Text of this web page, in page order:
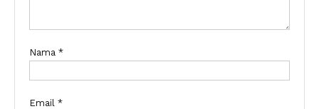
Nama *
Email *